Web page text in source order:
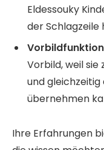
Eldessouky
der Schlagzeile
Vorbild, weil
und
übernehmen
Ihre Erfahrungen